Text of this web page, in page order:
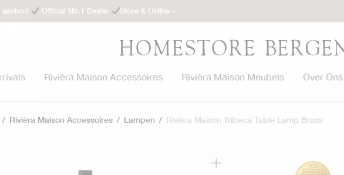
aanbod Official No.1 Dealer Store & Online -
Rivièra Maison Accessoires Rivièra Maison Meubels Over Ons
/ Rivièra Maison Accessoires / Lampen / Rivièra Maison Tribeca Table Lamp Brass